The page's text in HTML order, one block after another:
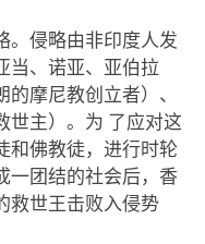
。侵略由非印度人发
当、诺亚、亚伯拉
摩尼教创立者）、
世主）。为 了应对这
和佛教徒，进行时轮
一团结的社会后，香
救世王击败入侵势